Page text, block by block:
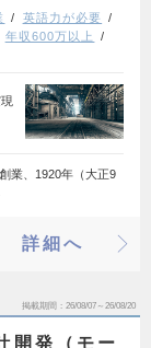
英語力が必要
年収600万以上
業、1920年（大正9
詳細へ
掲載期間 26/08/07～26/08/20
開発（モー